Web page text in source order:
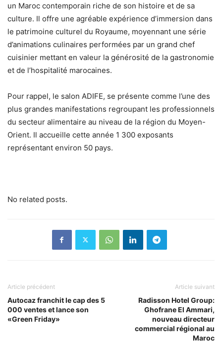
un Maroc contemporain riche de son histoire et de sa
culture. Il offre une agréable expérience d’immersion dans
le patrimoine culturel du Royaume, moyennant une série
d’animations culinaires performées par un grand chef
cuisinier mettant en valeur la générosité de la gastronomie
et de l’hospitalité marocaines.
Pour rappel, le salon ADIFE, se présente comme l’une des
plus grandes manifestations regroupant les professionnels
du secteur alimentaire au niveau de la région du Moyen-
Orient. Il accueille cette année 1 300 exposants
représentant environ 50 pays.
No related posts.
Article précédent
Autocaz franchit le cap des 5
000 ventes et lance son
«Green Friday»
Article suivant
Radisson Hotel Group:
Ghofrane El Ammari,
nouveau directeur
commercial régional au
Maroc